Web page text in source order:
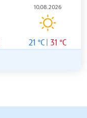
10.08.2026
21 °C 31 °C